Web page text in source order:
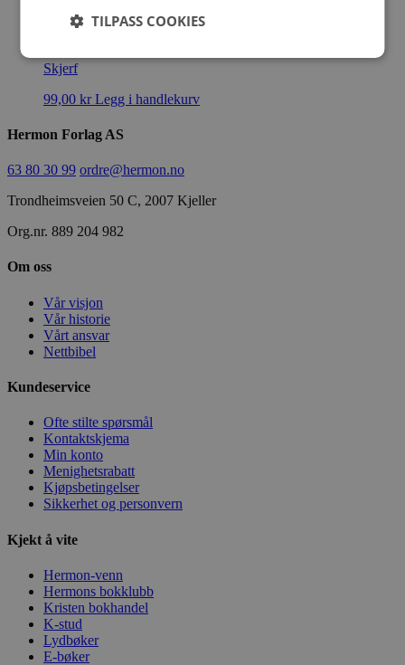
Skjerf kors (rød/sort)
Skjerf
99,00 kr Legg i handlekurv
Hermon Forlag AS
63 80 30 99 ordre@hermon.no
Trondheimsveien 50 C, 2007 Kjeller
Org.nr. 889 204 982
Om oss
Vår visjon
Vår historie
Vårt ansvar
Nettbibel
Kundeservice
Ofte stilte spørsmål
Kontaktskjema
Min konto
Menighetsrabatt
Kjøpsbetingelser
Sikkerhet og personvern
Kjekt å vite
Hermon-venn
Hermons bokklubb
Kristen bokhandel
K-stud
Lydbøker
E-bøker
TILPASS COOKIES